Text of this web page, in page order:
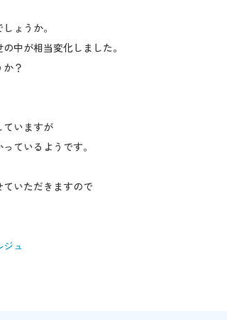
ょうか。
中が相当変化しました。
？
ていますが
ているようです。
いただきますので
ュ